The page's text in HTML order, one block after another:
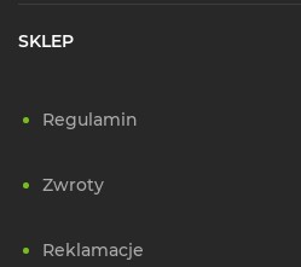
SKLEP
Regulamin
Zwroty
Reklamacje